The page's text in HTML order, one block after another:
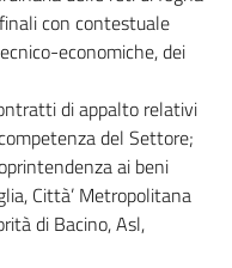
con contestuale
economiche, dei
di appalto relativi
del Settore;
ai beni
Città’ Metropolitana
di Bacino, Asl,